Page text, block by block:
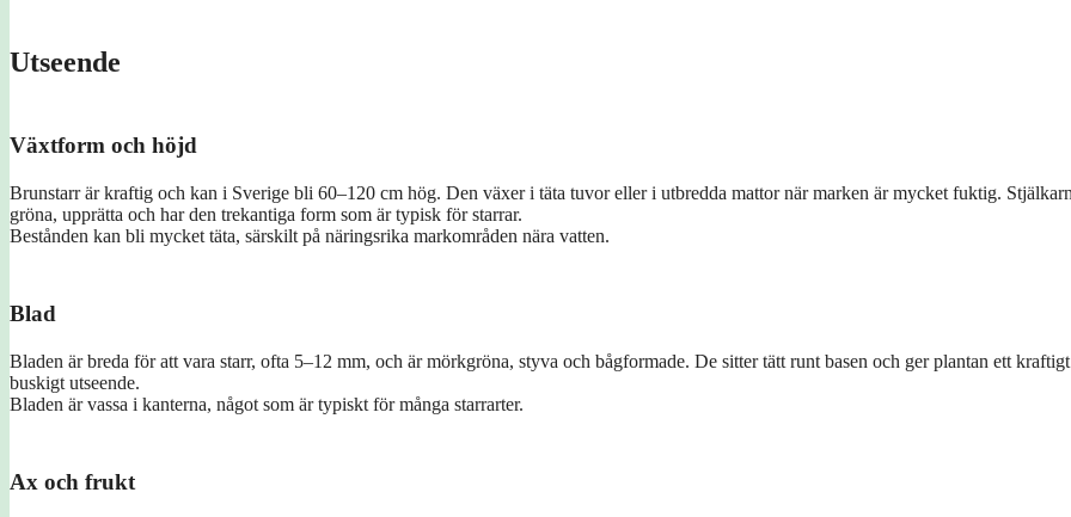
Utseende
Växtform och höjd
Brunstarr är kraftig och kan i Sverige bli 60–120 cm hög. Den växer i täta tuvor eller i utbredda mattor när marken är mycket fuktig.
gröna, upprätta och har den trekantiga form som är typisk för starrar.
Bestånden kan bli mycket täta, särskilt på näringsrika markområden nära vatten.
Blad
Bladen är breda för att vara starr, ofta 5–12 mm, och är mörkgröna, styva och bågformade. De sitter tätt runt basen och ger plantan ett
buskigt utseende.
Bladen är vassa i kanterna, något som är typiskt för många starrarter.
Ax och frukt